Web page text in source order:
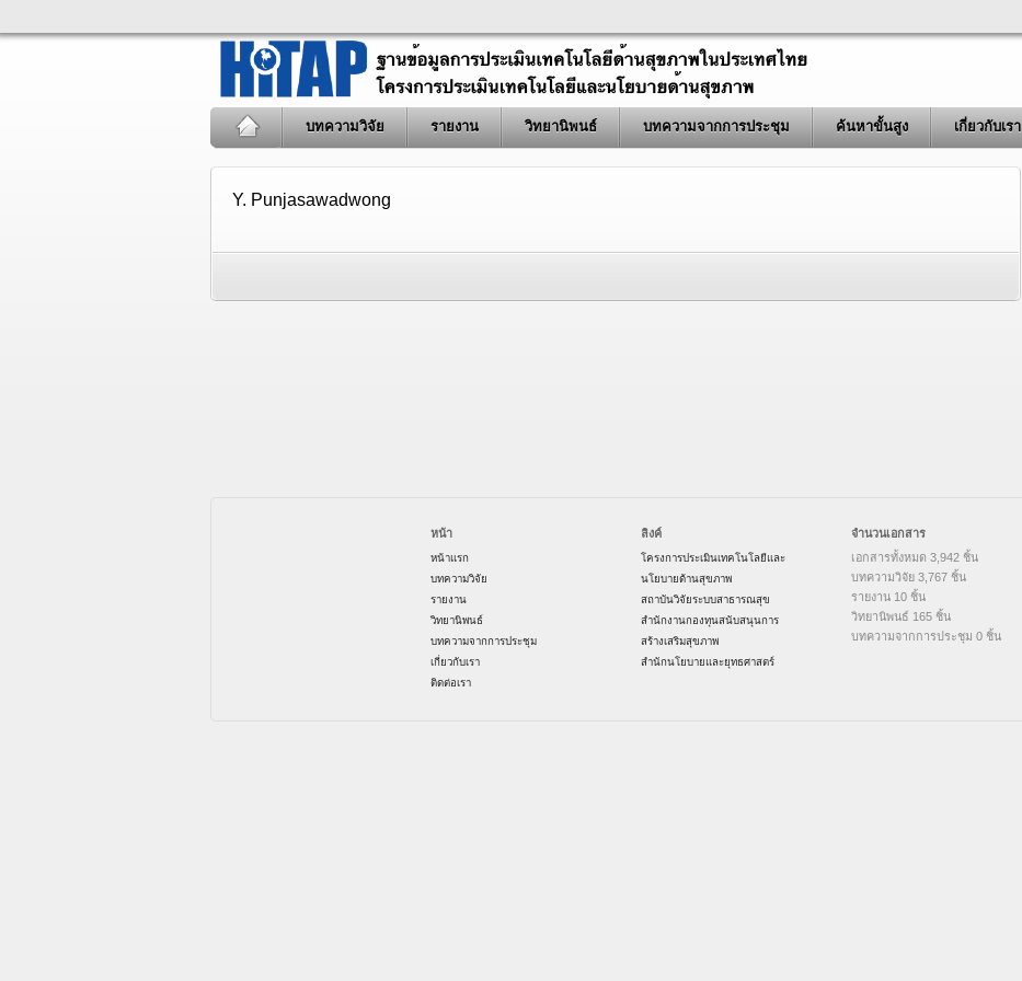
บทความวิจัย รายงาน วิทยานิพนธ์ บทความจากการประชุม ค้นหาขั้นสูง เกี่ยวกับเรา
Y. Punjasawadwong
หน้า
หน้าแรก
บทความวิจัย
รายงาน
วิทยานิพนธ์
บทความจากการประชุม
เกี่ยวกับเรา
ติดต่อเรา
ลิงค์
โครงการประเมินเทคโนโลยีและ
นโยบายด้านสุขภาพ
สถาบันวิจัยระบบสาธารณสุข
สำนักงานกองทุนสนับสนุนการ
สร้างเสริมสุขภาพ
สำนักนโยบายและยุทธศาสตร์
จำนวนเอกสาร
เอกสารทั้งหมด 3,942 ชิ้น
บทความวิจัย 3,767 ชิ้น
รายงาน 10 ชิ้น
วิทยานิพนธ์ 165 ชิ้น
บทความจากการประชุม 0 ชิ้น